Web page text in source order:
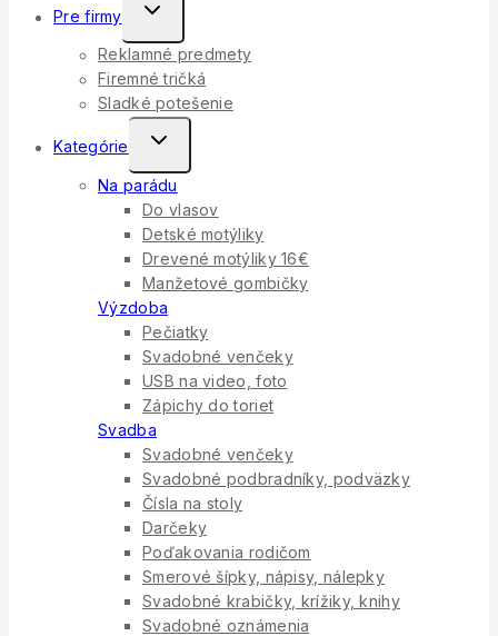
Pre firmy
Toggle
Child
Menu
Reklamné predmety
Firemné tričká
Sladké potešenie
Kategórie
Toggle
Child
Menu
Na parádu
Do vlasov
Detské motýliky
Drevené motýliky 16€
Manžetové gombičky
Výzdoba
Pečiatky
Svadobné venčeky
USB na video, foto
Zápichy do toriet
Svadba
Svadobné venčeky
Svadobné podbradníky, podväzky
Čísla na stoly
Darčeky
Poďakovania rodičom
Smerové šípky, nápisy, nálepky
Svadobné krabičky, krížiky, knihy
Svadobné oznámenia